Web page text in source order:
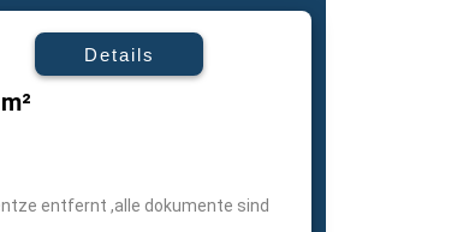
Details
entfernt ,alle dokumente sind